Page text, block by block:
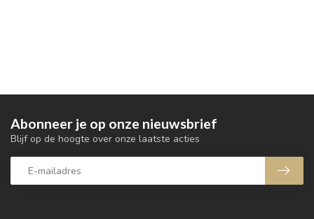
Abonneer je op onze nieuwsbrief
Blijf op de hoogte over onze laatste acties